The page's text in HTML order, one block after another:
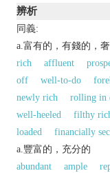
辨析
同義:
a.富有的，有錢的，
rich
affluent
off
well-to-do
newly rich
rolling in
well-heeled
filthy
loaded
financially
a.豐富的，充分的
abundant
ample